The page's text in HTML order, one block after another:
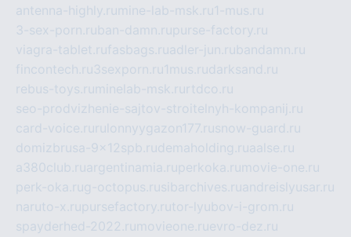
antenna-highly.ru mine-lab-msk.ru1-mus.ru
3-sex-porn.ruban-damn.rupurse-factory.ru
viagra-tablet.rufasbags.ruadler-jun.rubandamn.ru
fincontech.ru3sexporn.ru1mus.rudarksand.ru
rebus-toys.ru minelab-msk.ru rtdco.ru
seo-prodvizhenie-sajtov-stroitelnyh-kompanij.ru
card-voice.ru rulonnyygazon177.rusnow-guard.ru
domizbrusa-9x12spb.rudemaholding.ruaalse.ru
a380club.ruargentinamia.ruperkoka.ru movie-one.ru
perk-oka.rug-octopus.rusibarchives.ruandreislyusar.ru
naruto-x.rupursefactory.rutor-lyubov-i-grom.ru
spayderhed-2022.ru movieone.ruevro-dez.ru